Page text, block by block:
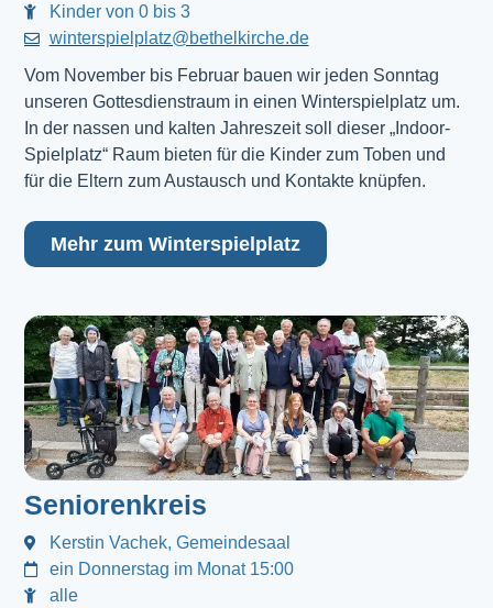
Kinder von 0 bis 3
winterspielplatz@bethelkirche.de
Vom November bis Februar bauen wir jeden Sonntag
unseren Gottesdienstraum in einen Winterspielplatz um.
In der nassen und kalten Jahreszeit soll dieser „Indoor-
Spielplatz“ Raum bieten für die Kinder zum Toben und
für die Eltern zum Austausch und Kontakte knüpfen.
Mehr zum Winterspielplatz
Seniorenkreis
Kerstin Vachek, Gemeindesaal
ein Donnerstag im Monat 15:00
alle